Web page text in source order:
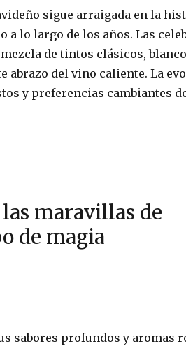
sigue arraigada en la
a lo largo de los años. Las
de tintos clásicos,
abrazo del vino caliente. La
y preferencias cambiantes
maravillas de
de magia
sabores profundos y aromas